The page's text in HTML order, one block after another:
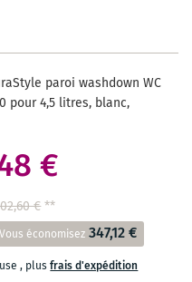
paroi washdown WC
pour 4,5 litres, blanc,
€
€**
Vous économisez 347,12 €
, plusfrais d'expédition